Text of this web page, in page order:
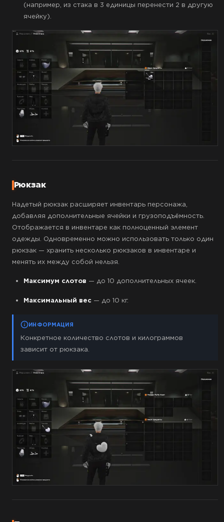
(например, из стака в 3 единицы перенести 2 в другую
ячейку).
Рюкзак
Надетый рюкзак расширяет инвентарь персонажа,
добавляя дополнительные ячейки и грузоподъёмность.
Отображается в инвентаре как полноценный элемент
одежды. Одновременно можно использовать только один
рюкзак — хранить несколько рюкзаков в инвентаре и
менять их между собой нельзя.
Максимум слотов — до 10 дополнительных ячеек.
Максимальный вес— до 10 кг.
ИНФОРМАЦИЯ
Конкретное количество слотов и килограммов
зависит от рюкзака.